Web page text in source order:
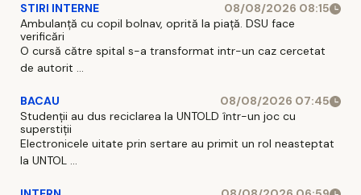
STIRI INTERNE
08/08/2026 08:15
Ambulanță cu copil bolnav, oprită la piață. DSU face
verificări
O cursă către spital s-a transformat intr-un caz cercetat
de autorit ...
BACAU
08/08/2026 07:45
Studenții au dus reciclarea la UNTOLD într-un joc cu
superstiții
Electronicele uitate prin sertare au primit un rol neasteptat
la UNTOL ...